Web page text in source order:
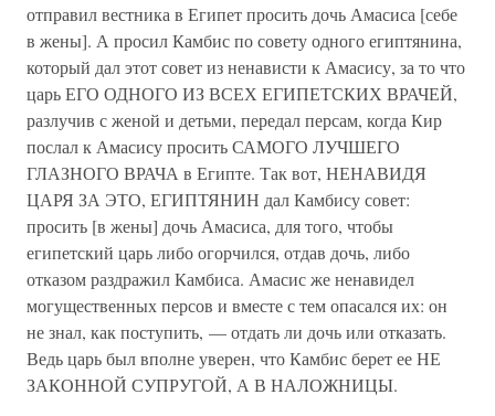
отправил вестника в Египет просить дочь Амасиса [себе
в жены]. А просил Камбис по совету одного египтянина,
который дал этот совет из ненависти к Амасису, за то что
царь ЕГО ОДНОГО ИЗ ВСЕХ ЕГИПЕТСКИХ ВРАЧЕЙ,
разлучив с женой и детьми, передал персам, когда Кир
послал к Амасису просить САМОГО ЛУЧШЕГО
ГЛАЗНОГО ВРАЧА в Египте. Так вот, НЕНАВИДЯ
ЦАРЯ ЗА ЭТО, ЕГИПТЯНИН дал Камбису совет:
просить [в жены] дочь Амасиса, для того, чтобы
египетский царь либо огорчился, отдав дочь, либо
отказом раздражил Камбиса. Амасис же ненавидел
могущественных персов и вместе с тем опасался их: он
не знал, как поступить, — отдать ли дочь или отказать.
Ведь царь был вполне уверен, что Камбис берет ее НЕ
ЗАКОННОЙ СУПРУГОЙ, А В НАЛОЖНИЦЫ.